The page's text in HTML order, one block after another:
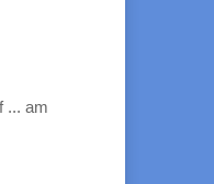
... am